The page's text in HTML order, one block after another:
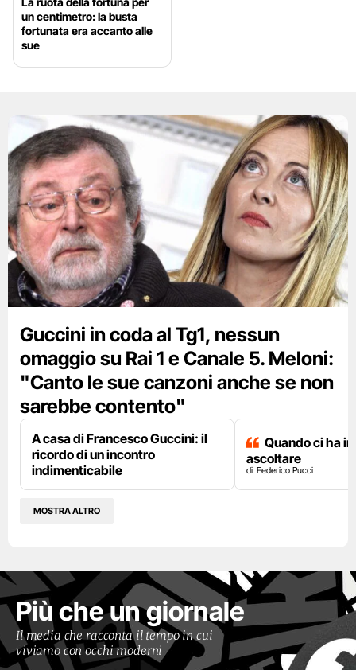
un centimetro: la busta
fortunata era accanto alle
sue
Guccini in coda al Tg1, nessun
omaggio su Rai 1 e Canale 5. Meloni:
"Canto le sue canzoni anche se non
sarebbe contento"
A casa di Francesco Guccini: il
ricordo di un incontro
indimenticabile
Quando ci ha
ascoltare
Federico Pucci
MOSTRA ALTRO
Più che un giornale
Il media che racconta il tempo in cui
viviamo con occhi moderni